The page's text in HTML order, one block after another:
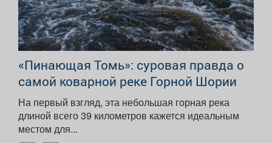
«Пинающая Томь»: суровая правда о
самой коварной реке Горной Шории
На первый взгляд, эта небольшая горная река
длиной всего 39 километров кажется идеальным
местом для...